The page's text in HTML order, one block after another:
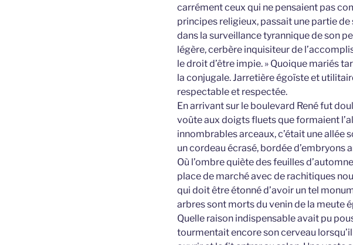
carrément ceux qui ne pensaient pas
principes religieux, passait une partie de
dans la surveillance tyrannique de son
légère, cerbère inquisiteur de
le droit d’être impie. » Quoique mariés
la conjugale. Jarretière égoïste et
respectable et respectée.
En arrivant sur le boulevard René fut
voûte aux doigts fluets que formaient
innombrables arceaux, c’était une
un cordeau écrasé, bordée
Où l’ombre quiète des feuilles
place de marché avec de rachitiques
qui doit être étonné d’avoir un tel
arbres sont morts du venin de la meute
Quelle raison indispensable avait pu
tourmentait encore son cerveau